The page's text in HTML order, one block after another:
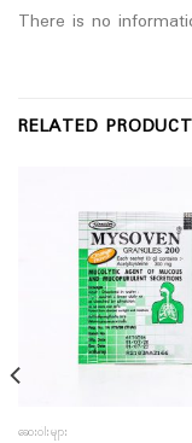
There is no
RELATED
ဆေးဝါးများ